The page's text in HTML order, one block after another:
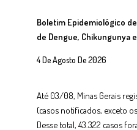
Boletim Epidemiológico
de Dengue, Chikungunya
4 De Agosto De 2026
Até 03/08, Minas Gerais
(casos notificados, exceto
Desse total, 43.322 casos